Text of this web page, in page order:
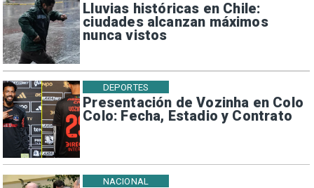
Lluvias históricas en Chile:
ciudades alcanzan máximos
nunca vistos
Presentación de Vozinha en Colo
Colo: Fecha, Estadio y Contrato
DEPORTES
NACIONAL